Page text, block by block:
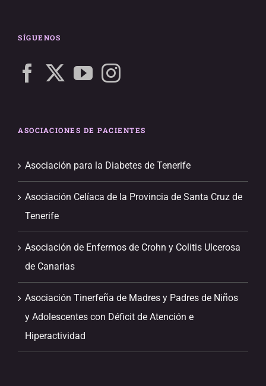
SÍGUENOS
ASOCIACIONES DE PACIENTES
Asociación para la Diabetes de Tenerife
Asociación Celíaca de la Provincia de Santa Cruz de
Tenerife
Asociación de Enfermos de Crohn y Colitis Ulcerosa
de Canarias
Asociación Tinerfeña de Madres y Padres de Niños
y Adolescentes con Déficit de Atención e
Hiperactividad